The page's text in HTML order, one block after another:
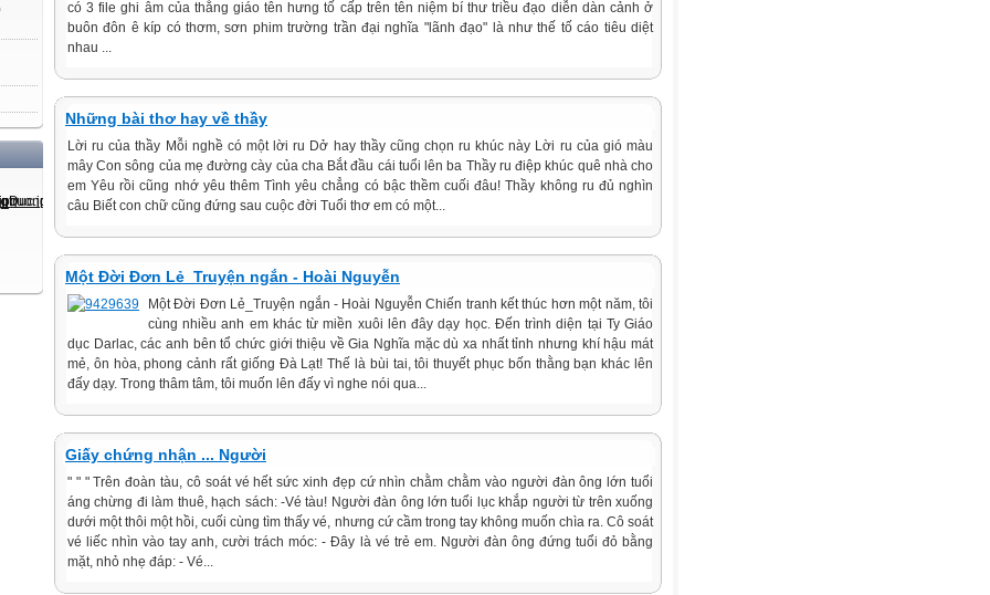
có 3 file ghi âm của thằng giáo tên hưng tố cấp trên tên niệm bí thư triều đạo diễn dàn cảnh ở
buôn đôn ê kíp có thơm, sơn phim trường trần đại nghĩa "lãnh đạo" là như thế tố cáo tiêu diệt
nhau ...
Những bài thơ hay về thầy
Lời ru của thầy Mỗi nghề có một lời ru Dở hay thầy cũng chọn ru khúc này Lời ru của gió màu
mây Con sông của mẹ đường cày của cha Bắt đầu cái tuổi lên ba Thầy ru điệp khúc quê nhà cho
em Yêu rồi cũng nhớ yêu thêm Tình yêu chẳng có bậc thềm cuối đâu! Thầy không ru đủ nghìn
câu Biết con chữ cũng đứng sau cuộc đời Tuổi thơ em có một...
Một Đời Đơn Lẻ_Truyện ngắn - Hoài Nguyễn
Một Đời Đơn Lẻ_Truyện ngắn - Hoài Nguyễn Chiến tranh kết thúc hơn một năm, tôi
cùng nhiều anh em khác từ miền xuôi lên đây dạy học. Đến trình diện tại Ty Giáo
dục Darlac, các anh bên tổ chức giới thiệu về Gia Nghĩa mặc dù xa nhất tỉnh nhưng khí hậu mát
mẻ, ôn hòa, phong cảnh rất giống Đà Lạt! Thế là bùi tai, tôi thuyết phục bốn thằng bạn khác lên
đấy dạy. Trong thâm tâm, tôi muốn lên đấy vì nghe nói qua...
Giấy chứng nhận ... Người
" " " Trên đoàn tàu, cô soát vé hết sức xinh đẹp cứ nhìn chằm chằm vào người đàn ông lớn tuổi
áng chừng đi làm thuê, hạch sách: -Vé tàu! Người đàn ông lớn tuổi lục khắp người từ trên xuống
dưới một thôi một hồi, cuối cùng tìm thấy vé, nhưng cứ cầm trong tay không muốn chìa ra. Cô soát
vé liếc nhìn vào tay anh, cười trách móc: - Đây là vé trẻ em. Người đàn ông đứng tuổi đỏ bằng
mặt, nhỏ nhẹ đáp: - Vé...